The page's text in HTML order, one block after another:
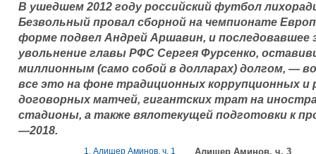
В ушедшем 2012 году российский футбол
Безвольный провал сборной на чемпионате
форме подвел Андрей Аршавин, и последовавшее
увольнение главы РФС Сергея Фурсенко,
миллионным (само собой в долларах) долгом, —
все это на фоне традиционных коррупционных и
договорных матчей, гигантских трат на
стадионы, а также вялотекущей подготовки к
—2018.
1. Алишер Аминов, ч. 1 Алишер Аминов, ч. 3